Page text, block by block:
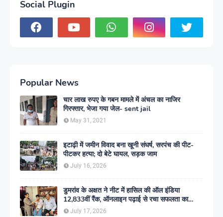
Social Plugin
Popular News
चार लाख रुपए के गबन मामले में अंचल का नाजिर
गिरफ्तार, भेजा गया जेल- sent jail
May 31, 2021
इटाढ़ी में जमीन विवाद बना खूनी संघर्ष, सरपंच की पीट-
पीटकर हत्या; दो बेटे घायल, सड़क जाम
July 16, 2026
डुमरांव के अक्षत ने नीट में हासिल की ऑल इंडिया
12,833वीं रैंक, ऑनलाइन पढ़ाई से रचा सफलता का
इतिहास
July 17, 2026